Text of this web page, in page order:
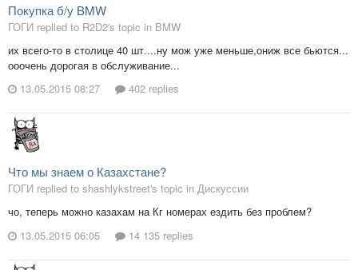
Покупка б/у BMW
ГОГИ replied to R2D2's topic in BMW
их всего-то в столице 40 шт....ну мож уже меньше,ониж все бьются...
ооочень дорогая в обслуживание...
13.05.2015 08:27
402 replies
Что мы знаем о Казахстане?
ГОГИ replied to shashlykstreet's topic in Дискуссии
чо, теперь можно казахам на Кг номерах ездить без проблем?
13.05.2015 06:05
14 135 replies